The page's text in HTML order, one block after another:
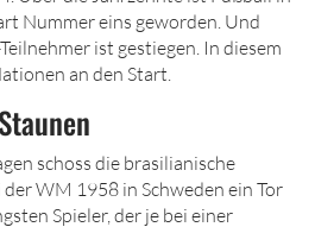
Nummer eins geworden. Und
ist gestiegen. In diesem
an den Start.
schoss die brasilianische
WM 1958 in Schweden ein Tor
Spieler, der je bei einer